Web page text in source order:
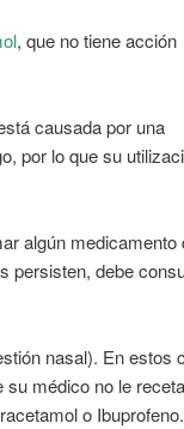
, que no tiene acción
causada por una
por lo que su
algún medicamento
persisten, debe
nasal). En estos
su médico no le
o Ibuprofeno.